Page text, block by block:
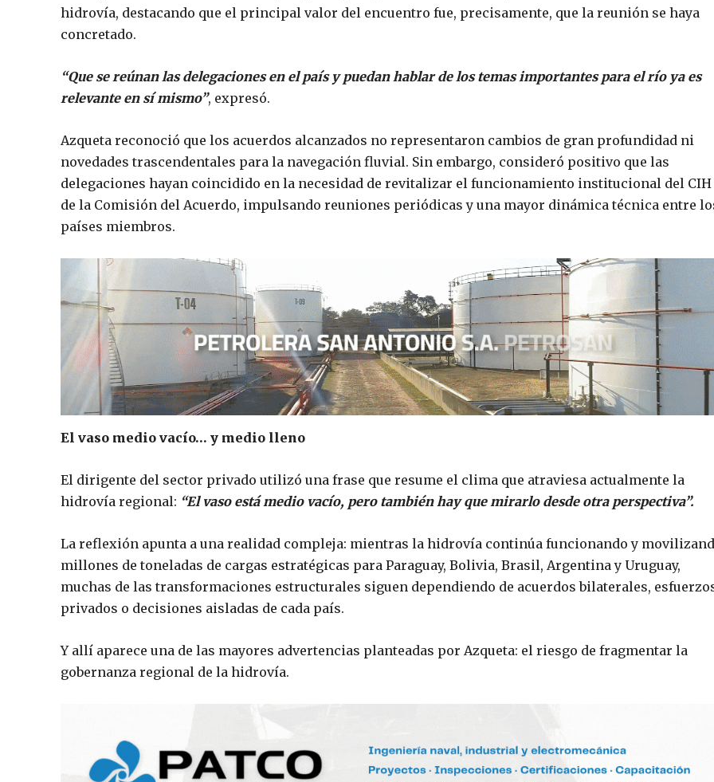
hidrovía, destacando que el principal valor del encuentro fue, precisamente, que la reunión se haya
concretado.
“Que se reúnan las delegaciones en el país y puedan hablar de los temas importantes para el río ya es
relevante en sí mismo”, expresó.
Azqueta reconoció que los acuerdos alcanzados no representaron cambios de gran profundidad ni
novedades trascendentales para la navegación fluvial. Sin embargo, consideró positivo que las
delegaciones hayan coincidido en la necesidad de revitalizar el funcionamiento institucional del CIH
de la Comisión del Acuerdo, impulsando reuniones periódicas y una mayor dinámica técnica entre
países miembros.
El vaso medio vacío… y medio lleno
El dirigente del sector privado utilizó una frase que resume el clima que atraviesa actualmente la
hidrovía regional: “El vaso está medio vacío, pero también hay que mirarlo desde otra perspectiva”.
La reflexión apunta a una realidad compleja: mientras la hidrovía continúa funcionando y
millones de toneladas de cargas estratégicas para Paraguay, Bolivia, Brasil, Argentina y Uruguay,
muchas de las transformaciones estructurales siguen dependiendo de acuerdos bilaterales,
privados o decisiones aisladas de cada país.
Y allí aparece una de las mayores advertencias planteadas por Azqueta: el riesgo de fragmentar la
gobernanza regional de la hidrovía.